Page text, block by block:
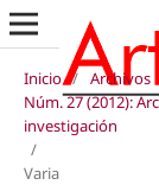
Inicio / Archivos
Núm. 27 (2012):
investigación
/
Varia